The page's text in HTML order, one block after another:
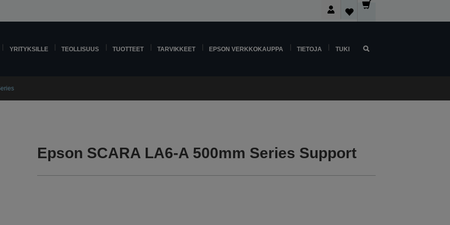
YRITYKSILLE TEOLLISUUS TUOTTEET TARVIKKEET EPSON VERKKOKAUPPA TIETOJA TUKI
Epson SCARA LA6-A 500mm Series Support